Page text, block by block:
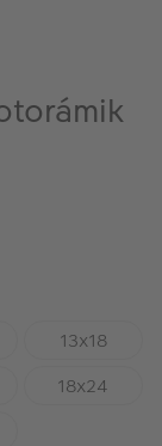
13x18
18x24